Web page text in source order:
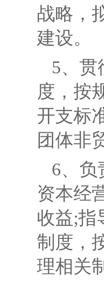
战略，
建设。
5、贯
度，按
开支标
团体非
6、负
资本经
收益;指
制度，
理相关